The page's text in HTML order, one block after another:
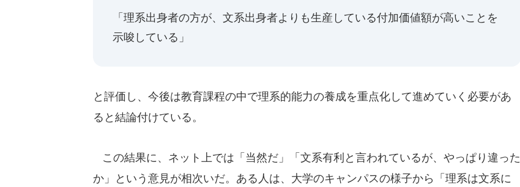
「理系出身者の方が、文系出身者よりも生産している付加価値額が高いことを
示唆している」
と評価し、今後は教育課程の中で理系的能力の養成を重点化して進めていく必要があ
ると結論付けている。
この結果に、ネット上では「当然だ」「文系有利と言われているが、やっぱり違った
か」という意見が相次いだ。ある人は、大学のキャンパスの様子から「理系は文系に